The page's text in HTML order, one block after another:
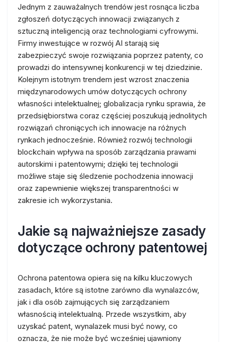
Jednym z zauważalnych trendów jest rosnąca liczba
zgłoszeń dotyczących innowacji związanych z
sztuczną inteligencją oraz technologiami cyfrowymi.
Firmy inwestujące w rozwój AI starają się
zabezpieczyć swoje rozwiązania poprzez patenty, co
prowadzi do intensywnej konkurencji w tej dziedzinie.
Kolejnym istotnym trendem jest wzrost znaczenia
międzynarodowych umów dotyczących ochrony
własności intelektualnej; globalizacja rynku sprawia, że
przedsiębiorstwa coraz częściej poszukują jednolitych
rozwiązań chroniących ich innowacje na różnych
rynkach jednocześnie. Również rozwój technologii
blockchain wpływa na sposób zarządzania prawami
autorskimi i patentowymi; dzięki tej technologii
możliwe staje się śledzenie pochodzenia innowacji
oraz zapewnienie większej transparentności w
zakresie ich wykorzystania.
Jakie są najważniejsze zasady
dotyczące ochrony patentowej
Ochrona patentowa opiera się na kilku kluczowych
zasadach, które są istotne zarówno dla wynalazców,
jak i dla osób zajmujących się zarządzaniem
własnością intelektualną. Przede wszystkim, aby
uzyskać patent, wynalazek musi być nowy, co
oznacza, że nie może być wcześniej ujawniony